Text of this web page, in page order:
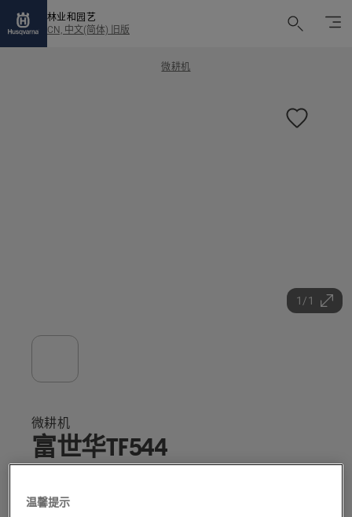
林业和园艺
CN, 中文(简体) 旧版
微耕机
1/1
微耕机
富世华TF544
温馨提示